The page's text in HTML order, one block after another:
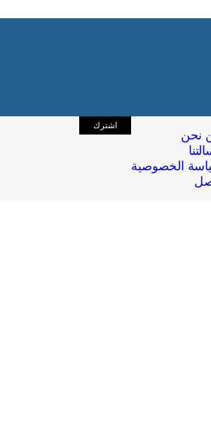
نحن
الخصوصية
اشترك